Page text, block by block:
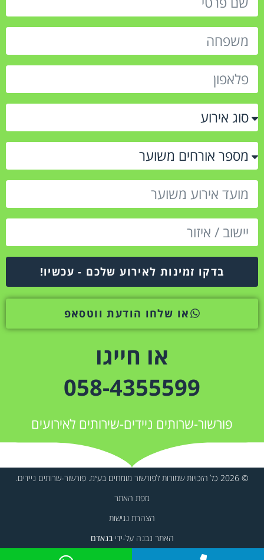
בדקו זמינות לאירוע שלכם - עכשיו!
או שלחו הודעת ווטסאפ
או חייגו
058-4355599
פורשור-שרותים ניידים-שירותים לאירועים
© 2026 כל הזכויות שמורות לפורשור מומחים בע״מ. פורשור-שרותים ניידים.
מפת האתר
הצהרת נגישות
האתר נבנה על-ידיבנאדם